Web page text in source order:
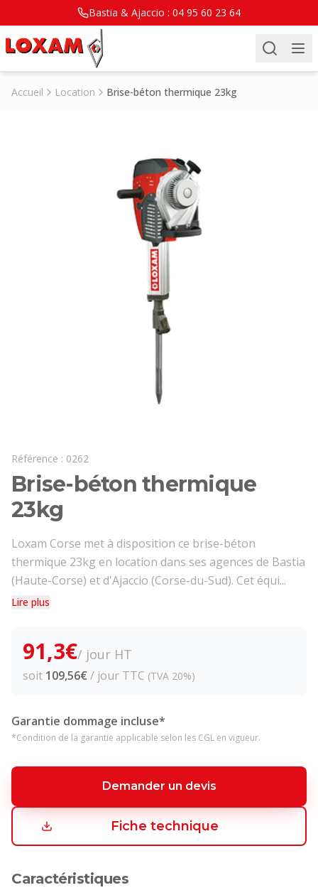
Bastia & Ajaccio : 04 95 60 23 64
Accueil Location Brise-béton thermique 23kg
Référence : 0262
Brise-béton thermique
23kg
Loxam Corse met à disposition ce brise-béton
thermique 23kg en location dans ses agences de Bastia
(Haute-Corse) et d'Ajaccio (Corse-du-Sud). Cet équi...
Lire plus
91,3€/ jour HT
soit 109,56€ / jour TTC (TVA 20%)
Garantie dommage incluse*
*Condition de la garantie applicable selon les CGL en vigueur.
Demander un devis
Fiche technique
Caractéristiques